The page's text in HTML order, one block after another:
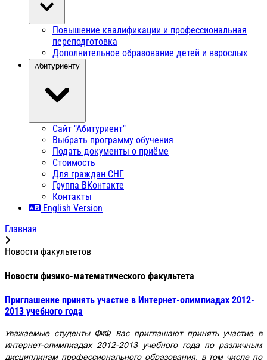
Повышение квалификации и профессиональная
переподготовка
Дополнительное образование детей и взрослых
Абитуриенту
Сайт "Абитуриент"
Выбрать программу обучения
Подать документы о приёме
Стоимость
Для граждан СНГ
Группа ВКонтакте
Контакты
English Version
Главная
Новости факультетов
Новости физико-математического факультета
Приглашение принять участие в Интернет-олимпиадах 2012-
2013 учебного года
Уважаемые студенты ФМФ, Вас приглашают принять участие в
Интернет-олимпиадах 2012-2013 учебного года по различным
дисциплинам профессионального образования, в том числе по